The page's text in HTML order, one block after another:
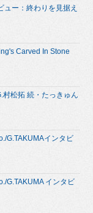
ュー：終わりを見据え
Carved In Stone
村松拓 続・たっきゅん
G.TAKUMAインタビ
G.TAKUMA インタビ